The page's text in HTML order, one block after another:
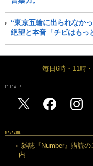
“東京五輪に出られなか
絶望と本音「チビはもっ
毎日6時・11時
FOLLOW US
MAGAZINE
雑誌『Number』購読の
内